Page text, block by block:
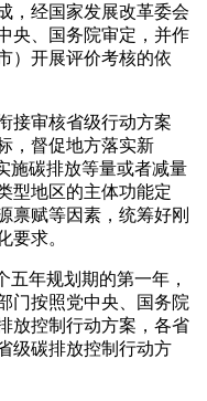
，经国家发展改革委会
央、国务院审定，并作
）开展评价考核的依
接审核省级行动方案
，督促地方落实新
施碳排放等量或者减量
型地区的主体功能定
禀赋等因素，统筹好刚
要求。
年规划期的第一年，
门按照党中央、国务院
放控制行动方案，各省
级碳排放控制行动方